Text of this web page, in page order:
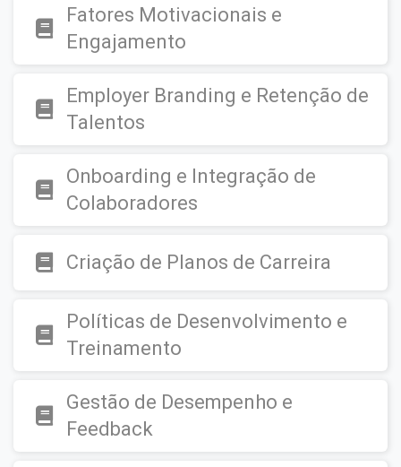
Fatores Motivacionais e
Engajamento
Employer Branding e Retenção de
Talentos
Onboarding e Integração de
Colaboradores
Criação de Planos de Carreira
Políticas de Desenvolvimento e
Treinamento
Gestão de Desempenho e
Feedback